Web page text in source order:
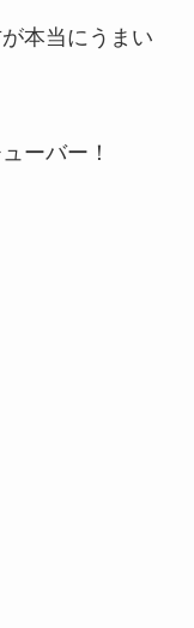
本当にうまい
ーバー！